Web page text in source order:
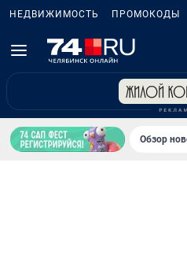
НЕДВИЖИМОСТЬ ПРОМОКОДЫ
Обзор